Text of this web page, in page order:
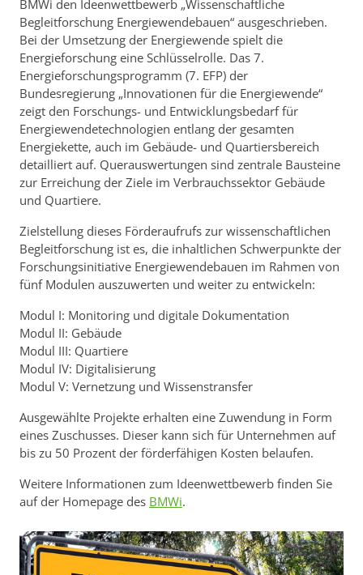
BMWi den Ideenwettbewerb „Wissenschaftliche
Begleitforschung Energiewendebauen“ ausgeschrieben.
Bei der Umsetzung der Energiewende spielt die
Energieforschung eine Schlüsselrolle. Das 7.
Energieforschungsprogramm (7. EFP) der
Bundesregierung „Innovationen für die Energiewende“
zeigt den Forschungs- und Entwicklungsbedarf für
Energiewendetechnologien entlang der gesamten
Energiekette, auch im Gebäude- und Quartiersbereich
detailliert auf. Querauswertungen sind zentrale Bausteine
zur Erreichung der Ziele im Verbrauchssektor Gebäude
und Quartiere.
Zielstellung dieses Förderaufrufs zur wissenschaftlichen
Begleitforschung ist es, die inhaltlichen Schwerpunkte der
Forschungsinitiative Energiewendebauen im Rahmen von
fünf Modulen auszuwerten und weiter zu entwickeln:
Modul I: Monitoring und digitale Dokumentation
Modul II: Gebäude
Modul III: Quartiere
Modul IV: Digitalisierung
Modul V: Vernetzung und Wissenstransfer
Ausgewählte Projekte erhalten eine Zuwendung in Form
eines Zuschusses. Dieser kann sich für Unternehmen auf
bis zu 50 Prozent der förderfähigen Kosten belaufen.
Weitere Informationen zum Ideenwettbewerb finden Sie
auf der Homepage des BMWi.